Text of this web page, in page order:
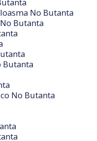
No Butanta
Butanta
Butanta
No Butanta